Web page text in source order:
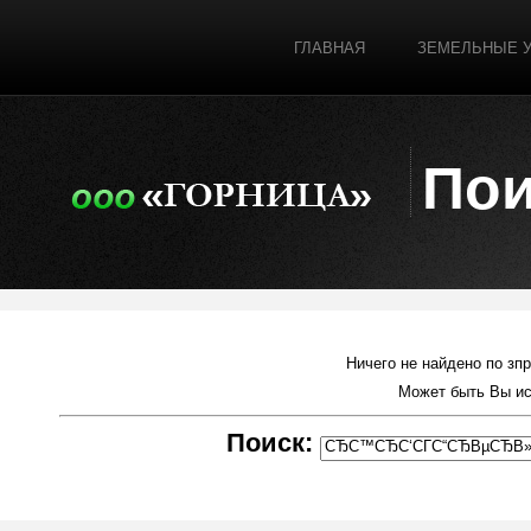
ГЛАВНАЯ ЗЕМЕЛЬНЫЕ
Ничего не найдено по
Может быть Вы
Поиск: